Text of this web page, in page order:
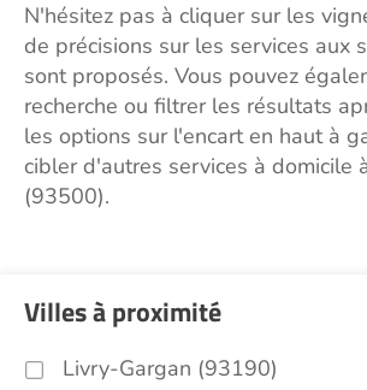
N'hésitez pas à cliquer sur les
de précisions sur les services aux
sont proposés. Vous pouvez
recherche ou filtrer les résultats
les options sur l'encart en haut à
cibler d'autres services à domicile
(93500).
Villes à proximité
Livry-Gargan (93190)